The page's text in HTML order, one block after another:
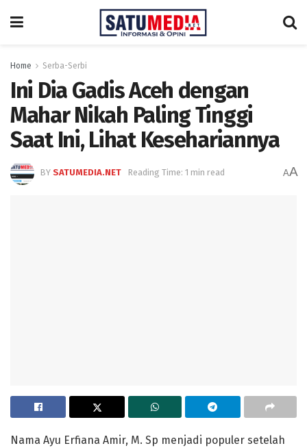
Home Serba-Serbi
Ini Dia Gadis Aceh dengan
Mahar Nikah Paling Tinggi
Saat Ini, Lihat Kesehariannya
BY SATUMEDIA.NET Reading Time: 1 min read AA
Nama Ayu Erfiana Amir, M. Sp menjadi populer setelah